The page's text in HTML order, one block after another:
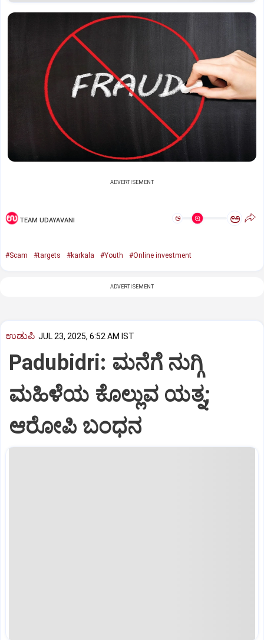
ADVERTISEMENT
TEAM UDAYAVANI ಅ ಅ
#Scam #targets #karkala #Youth #Online investment
ADVERTISEMENT
ಉಡುಪಿ JUL 23, 2025, 6:52 AM IST
Padubidri: ಮನೆಗೆ ನುಗ್ಗಿ
ಮಹಿಳೆಯ ಕೊಲ್ಲುವ ಯತ್ನ;
ಆರೋಪಿ ಬಂಧನ